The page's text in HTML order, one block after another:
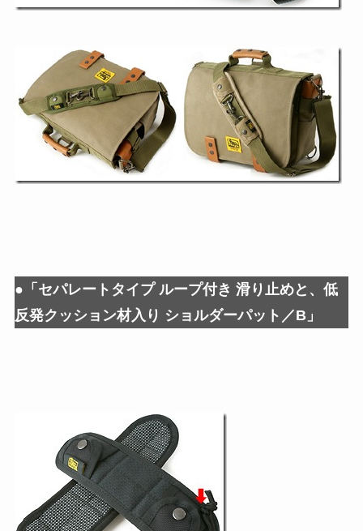
●「セパレートタイプ ループ付き 滑り止めと、低
反発クッション材入り ショルダーパット／B」